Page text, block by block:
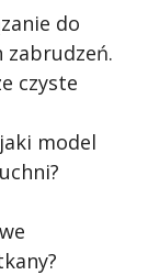
do
zabrudzeń.
czyste
model